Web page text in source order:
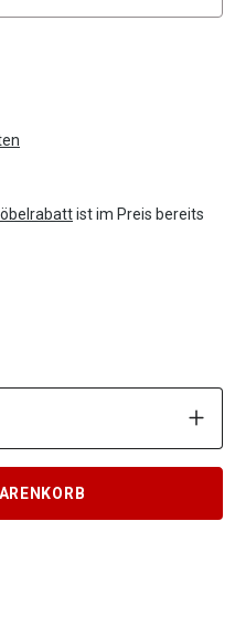
ist im Preis bereits